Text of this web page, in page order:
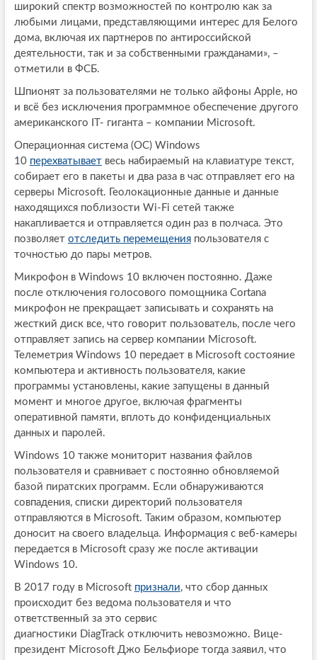
широкий спектр возможностей по контролю как за
любыми лицами, представляющими интерес для Белого
дома, включая их партнеров по антироссийской
деятельности, так и за собственными гражданами», –
отметили в ФСБ.
Шпионят за пользователями не только айфоны Apple, но
и всё без исключения программное обеспечение другого
американского IT- гиганта – компании Microsoft.
Операционная система (ОС) Windows
10 перехватываетвесь набираемый на клавиатуре текст,
собирает его в пакеты и два раза в час отправляет его на
серверы Microsoft. Геолокационные данные и данные
находящихся поблизости Wi-Fi сетей также
накапливается и отправляется один раз в полчаса. Это
позволяет отследить перемещенияпользователя с
точностью до пары метров.
Микрофон в Windows 10 включен постоянно. Даже
после отключения голосового помощника Cortana
микрофон не прекращает записывать и сохранять на
жесткий диск все, что говорит пользователь, после чего
отправляет запись на сервер компании Microsoft.
Телеметрия Windows 10 передает в Microsoft состояние
компьютера и активность пользователя, какие
программы установлены, какие запущены в данный
момент и многое другое, включая фрагменты
оперативной памяти, вплоть до конфиденциальных
данных и паролей.
Windows 10 также мониторит названия файлов
пользователя и сравнивает с постоянно обновляемой
базой пиратских программ. Если обнаруживаются
совпадения, списки директорий пользователя
отправляются в Microsoft. Таким образом, компьютер
доносит на своего владельца. Информация с веб-камеры
передается в Microsoft cразу же после активации
Windows 10.
В 2017 году в Microsoft признали, что сбор данных
происходит без ведома пользователя и что
ответственный за это сервис
диагностики DiagTrack отключить невозможно. Вице-
президент Microsoft Джо Бельфиоре тогда заявил, что